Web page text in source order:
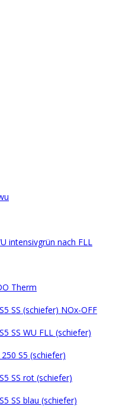
intensivgrün nach FLL
Therm
SS (schiefer) NOx-OFF
SS WU FLL (schiefer)
250 S5 (schiefer)
SS rot (schiefer)
SS blau (schiefer)